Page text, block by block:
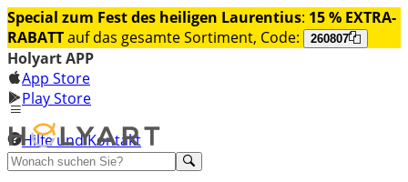
Special zum Fest des heiligen Laurentius: 15 % EXTRA-
RABATTauf das gesamte Sortiment, Code: 260807
Holyart APP
App Store
Play Store
Hilfe und Kontakt
Entdecken Sie Premium